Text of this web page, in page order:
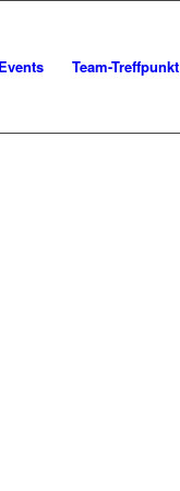
Team-Treffpunkt